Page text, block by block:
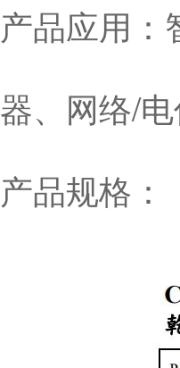
产品应用：
器、网络/
产品规格：